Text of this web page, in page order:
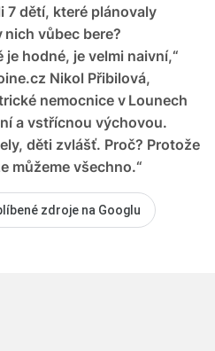
7 dětí, které plánovaly
nich vůbec bere?
je hodné, je velmi naivní,“
Nikol Přibilová,
nemocnice v Lounech
a vstřícnou výchovou.
děti zvlášť. Proč? Protože
můžeme všechno.“
zdroje na Googlu